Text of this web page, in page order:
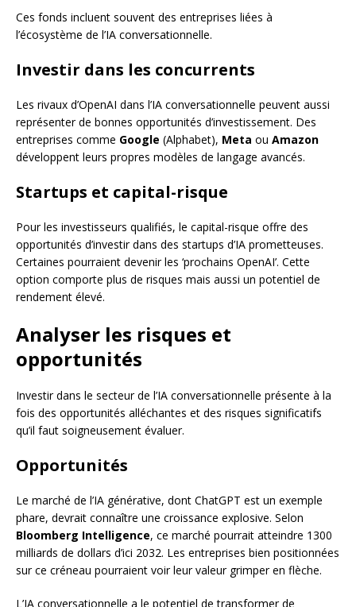
Ces fonds incluent souvent des entreprises liées à
l’écosystème de l’IA conversationnelle.
Investir dans les concurrents
Les rivaux d’OpenAI dans l’IA conversationnelle peuvent aussi
représenter de bonnes opportunités d’investissement. Des
entreprises comme Google (Alphabet), Meta ou Amazon
développent leurs propres modèles de langage avancés.
Startups et capital-risque
Pour les investisseurs qualifiés, le capital-risque offre des
opportunités d’investir dans des startups d’IA prometteuses.
Certaines pourraient devenir les ‘prochains OpenAI’. Cette
option comporte plus de risques mais aussi un potentiel de
rendement élevé.
Analyser les risques et
opportunités
Investir dans le secteur de l’IA conversationnelle présente à la
fois des opportunités alléchantes et des risques significatifs
qu’il faut soigneusement évaluer.
Opportunités
Le marché de l’IA générative, dont ChatGPT est un exemple
phare, devrait connaître une croissance explosive. Selon
Bloomberg Intelligence, ce marché pourrait atteindre 1300
milliards de dollars d’ici 2032. Les entreprises bien positionnées
sur ce créneau pourraient voir leur valeur grimper en flèche.
L’IA conversationnelle a le potentiel de transformer de